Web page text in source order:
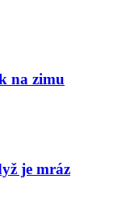
na zimu
je mráz